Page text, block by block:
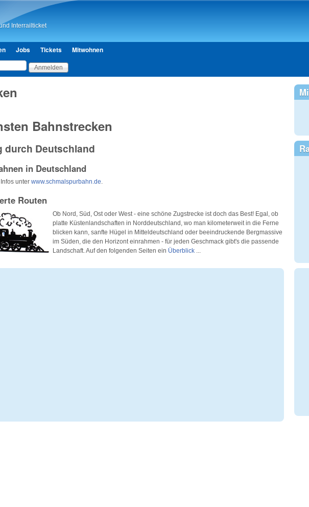
Interrailticket
Jobs Tickets Mitwohnen
Bahnstrecken
durch Deutschland
in Deutschland
unter www.schmalspurbahn.de.
Routen
Ob Nord, Süd, Ost oder West - eine schöne Zugstrecke ist doch das Best! Egal, ob
platte Küstenlandschaften in Norddeutschland, wo man kilometerweit in die Ferne
blicken kann, sanfte Hügel in Mitteldeutschland oder beeindruckende Bergmassive
im Süden, die den Horizont einrahmen - für jeden Geschmack gibt's die passende
Landschaft. Auf den folgenden Seiten ein Überblick ...